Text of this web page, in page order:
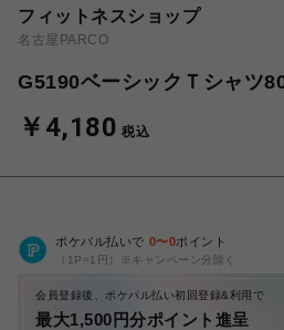
フィットネスショップ
名古屋PARCO
G5190ベーシックＴシャツ
￥4,180 税込
ポケパル払いで 0〜0ポイント
（1P=1円）※キャンペーン分除く
会員登録後、ポケパル払い初回登録&利用で
最大1,500円分ポイント進呈